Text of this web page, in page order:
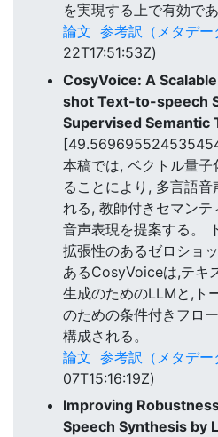
を実現する上で有効で
論文 参考訳（メタデー
22T17:51:53Z)
CosyVoice: A
shot Text-to-speech
Supervised Semantic
本稿では, ベクトル量
ることにより, 多言語
れる, 教師付きセマン
音声表現を提案する。
拡張性のあるゼロショ
あるCosyVoiceは,テキ
生成のためのLLMと,ト
のための条件付きフロ
構成される。
論文 参考訳（メタデー
07T15:16:19Z)
Improving
Speech Synthesis by